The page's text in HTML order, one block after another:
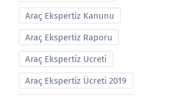
Araç Ekspertiz Kanunu
Araç Ekspertiz Raporu
Araç Ekspertiz Ucreti
Araç Ekspertiz Ücreti 2019